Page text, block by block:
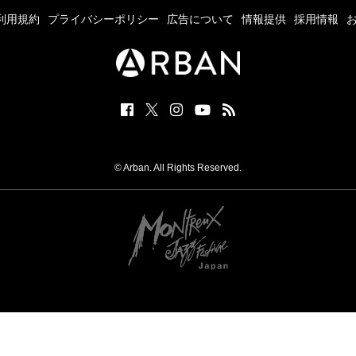
用規約 プライバシーポリシー 広告について 情報提供 採用情報
© Arban. All Rights Reserved.